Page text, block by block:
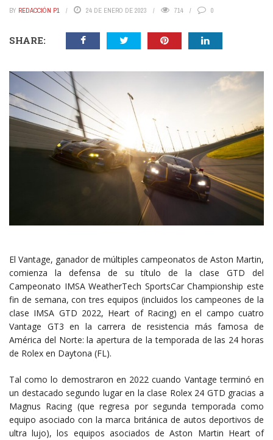
BY REDACCIÓN P1 24 DE ENERO DE 2023 714 0
SHARE:
El Vantage, ganador de múltiples campeonatos de Aston Martin,
comienza la defensa de su título de la clase GTD del
Campeonato IMSA WeatherTech SportsCar Championship este
fin de semana, con tres equipos (incluidos los campeones de la
clase IMSA GTD 2022, Heart of Racing) en el campo cuatro
Vantage GT3 en la carrera de resistencia más famosa de
América del Norte: la apertura de la temporada de las 24 horas
de Rolex en Daytona (FL).
Tal como lo demostraron en 2022 cuando Vantage terminó en
un destacado segundo lugar en la clase Rolex 24 GTD gracias a
Magnus Racing (que regresa por segunda temporada como
equipo asociado con la marca británica de autos deportivos de
ultra lujo), los equipos asociados de Aston Martin Heart of